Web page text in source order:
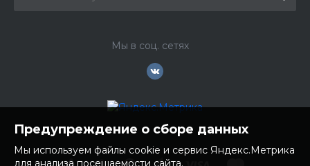
Мы в соц. сетях
Предупреждение о сборе данных
Мы используем файлы cookie и сервис Яндекс.Метрика
для анализа посещаемости сайта.